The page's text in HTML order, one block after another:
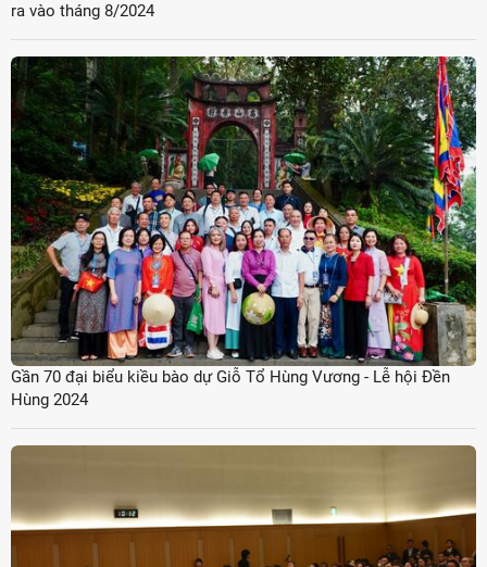
ra vào tháng 8/2024
Gần 70 đại biểu kiều bào dự Giỗ Tổ Hùng Vương - Lễ hội Đền
Hùng 2024